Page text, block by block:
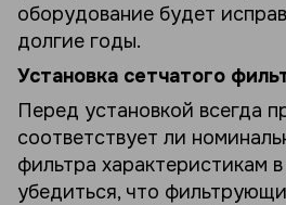
оборудование будет
долгие годы.
Установка сетчатого
Перед установкой всегда
соответствует ли
фильтра характеристикам
убедиться, что